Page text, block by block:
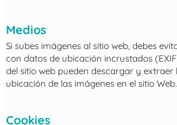
Medios
Si subes imágenes al sitio web, debes
con datos de ubicación incrustados (EXIF
del sitio web pueden descargar y extraer
ubicación de las imágenes en el sitio Web.
Cookies